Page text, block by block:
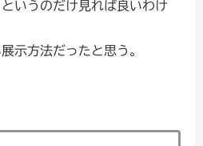
いうのだけ見れば良いわけ
示方法だったと思う。